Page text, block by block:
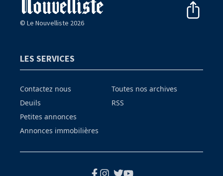
© Le Nouvelliste 2026
LES SERVICES
Contactez nous
Deuils
Petites annonces
Annonces immobilières
Toutes nos archives
RSS